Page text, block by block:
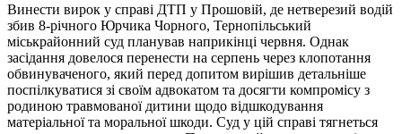
Винести вирок у справі ДТП у Прошовій, де нетверезий водій
збив 8-річного Юрчика Чорного, Тернопільський
міськрайонний суд планував наприкінці червня. Однак
засідання довелося перенести на серпень через клопотання
обвинуваченого, який перед допитом вирішив детальніше
поспілкуватися зі своїм адвокатом та досягти компромісу з
родиною травмованої дитини щодо відшкодування
матеріальної та моральної шкоди. Суд у цій справі тягнеться